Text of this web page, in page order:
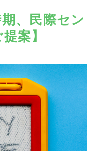
、民際セン
案】